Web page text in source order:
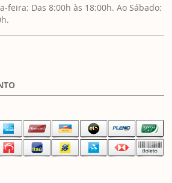
feira: Das 8:00h às 18:00h. Ao Sábado: